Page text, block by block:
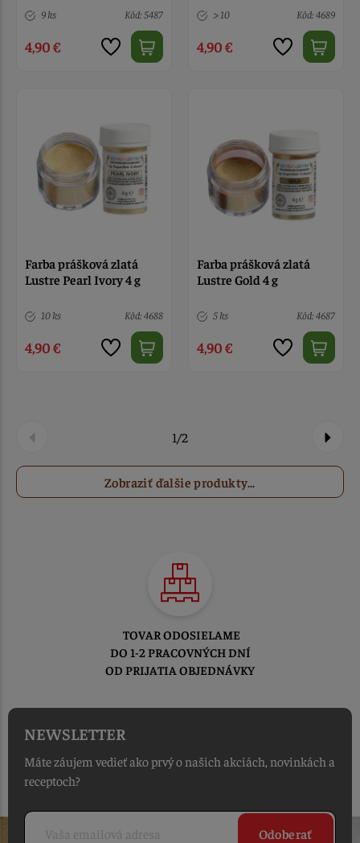
9 ks Kód: 5487
4,90 €
> 10 Kód: 4689
4,90 €
Farba prášková zlatá
Lustre Pearl Ivory 4 g
10 ks Kód: 4688
4,90 €
Farba prášková zlatá
Lustre Gold 4 g
5 ks Kód: 4687
4,90 €
1/2
Zobraziť ďalšie produkty...
TOVAR ODOSIELAME
DO 1-2 PRACOVNÝCH DNÍ
OD PRIJATIA OBJEDNÁVKY
NEWSLETTER
Máte záujem vedieť ako prvý o našich akciách, novinkách a
receptoch?
Odoberať